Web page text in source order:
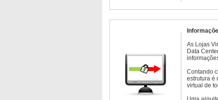
As Lojas
Data
Contando
estrutura é
virtual de